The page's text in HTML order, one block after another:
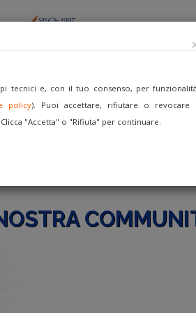
FORUM REGISTRATI ACCEDI
tecnici e, con il tuo consenso, per
policy). Puoi accettare, rifiutare o revocare
Clicca "Accetta" o "Rifiuta" per continuare.